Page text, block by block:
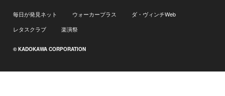
毎日が発見ネット ウォーカープラス
ダ・ヴィンチWeb
レタスクラブ
楽演祭
© KADOKAWA CORPORATION